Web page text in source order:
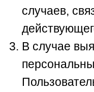
случаев,
В случае